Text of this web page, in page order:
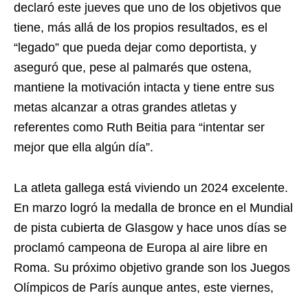
declaró este jueves que uno de los objetivos que
tiene, más allá de los propios resultados, es el
“legado” que pueda dejar como deportista, y
aseguró que, pese al palmarés que ostena,
mantiene la motivación intacta y tiene entre sus
metas alcanzar a otras grandes atletas y
referentes como Ruth Beitia para “intentar ser
mejor que ella algún día”.
La atleta gallega está viviendo un 2024 excelente.
En marzo logró la medalla de bronce en el Mundial
de pista cubierta de Glasgow y hace unos días se
proclamó campeona de Europa al aire libre en
Roma. Su próximo objetivo grande son los Juegos
Olímpicos de París aunque antes, este viernes,